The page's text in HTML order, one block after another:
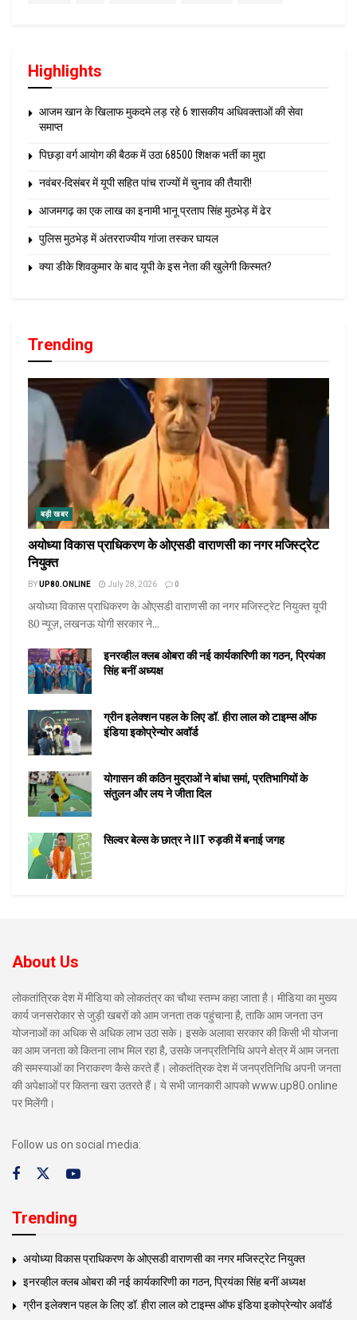
Highlights
आजम खान के खिलाफ मुकदमे लड़ रहे 6 शासकीय अधिवक्ताओं की सेवा
समाप्त
पिछड़ा वर्ग आयोग की बैठक में उठा 68500 शिक्षक भर्ती का मुद्दा
नवंबर-दिसंबर में यूपी सहित पांच राज्यों में चुनाव की तैयारी!
आजमगढ़ का एक लाख का इनामी भानू प्रताप सिंह मुठभेड़ में ढेर
पुलिस मुठभेड़ में अंतरराज्यीय गांजा तस्कर घायल
क्या डीके शिवकुमार के बाद यूपी के इस नेता की खुलेगी किस्मत?
Trending
बड़ी खबर
अयोध्या विकास प्राधिकरण के ओएसडी वाराणसी का नगर मजिस्ट्रेट
नियुक्त
BYUP80.ONLINE July 28, 2026 0
अयोध्या विकास प्राधिकरण के ओएसडी वाराणसी का नगर मजिस्ट्रेट नियुक्त यूपी
80 न्यूज़, लखनऊ योगी सरकार ने...
इनरव्हील क्लब ओबरा की नई कार्यकारिणी का गठन, प्रियंका
सिंह बनीं अध्यक्ष
ग्रीन इलेक्शन पहल के लिए डॉ. हीरा लाल को टाइम्स ऑफ
इंडिया इकोप्रेन्योर अवॉर्ड
योगासन की कठिन मुद्राओं ने बांधा समां, प्रतिभागियों के
संतुलन और लय ने जीता दिल
सिल्वर बेल्स के छात्र ने IIT रुड़की में बनाई जगह
About Us
लोकतांत्रिक देश में मीडिया को लोकतंत्र का चौथा स्तम्भ कहा जाता है। मीडिया का मुख्य
कार्य जनसरोकार से जुड़ी खबरों को आम जनता तक पहुंचाना है, ताकि आम जनता उन
योजनाओं का अधिक से अधिक लाभ उठा सके। इसके अलावा सरकार की किसी भी योजना
का आम जनता को कितना लाभ मिल रहा है, उसके जनप्रतिनिधि अपने क्षेत्र में आम जनता
की समस्याओं का निराकरण कैसे करते हैं। लोकतंत्रिक देश में जनप्रतिनिधि अपनी जनता
की अपेक्षाओं पर कितना खरा उतरते हैं। ये सभी जानकारी आपको www.up80.online
पर मिलेंगी।
Follow us on social media:
Trending
अयोध्या विकास प्राधिकरण के ओएसडी वाराणसी का नगर मजिस्ट्रेट नियुक्त
इनरव्हील क्लब ओबरा की नई कार्यकारिणी का गठन, प्रियंका सिंह बनीं अध्यक्ष
ग्रीन इलेक्शन पहल के लिए डॉ. हीरा लाल को टाइम्स ऑफ इंडिया इकोप्रेन्योर अवॉर्ड